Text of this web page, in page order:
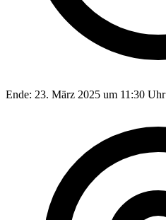
Ende: 23. März 2025 um 11:30 Uhr